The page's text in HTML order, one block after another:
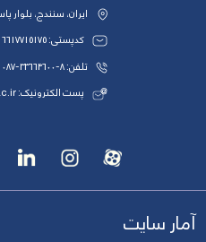
ایران، سنندج، بلوار
کدپستی: 6617715175
تلفن: 8-33664600-087
پست الکترونیک: info@uok.ac.ir
آمار سایت